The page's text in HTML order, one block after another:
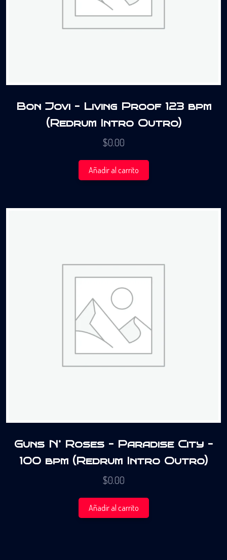
Bon Jovi – Living Proof 123 bpm
(Redrum Intro Outro)
$0.00
Añadir al carrito
Guns N’ Roses – Paradise City –
100 bpm (Redrum Intro Outro)
$0.00
Añadir al carrito